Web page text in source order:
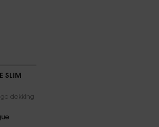
SLIM
dekking